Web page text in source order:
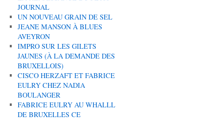
JOURNAL
UN NOUVEAU GRAIN DE SEL
JEANE MANSON À BLUES
AVEYRON
IMPRO SUR LES GILETS
JAUNES (À LA DEMANDE DES
BRUXELLOIS)
CISCO HERZAFT ET FABRICE
EULRY CHEZ NADIA
BOULANGER
FABRICE EULRY AU WHALLL
DE BRUXELLES CE